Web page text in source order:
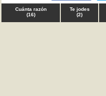
Cuánta razón
(16)
Te jodes
(2)